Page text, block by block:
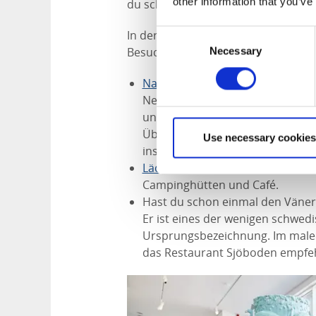
Consent
Selection
Necessary
Use necessary
du schon hier bist.
In der Umgebung von Schloss
Besuch wert sind.
Naturum Vänerskärgården
–
Neben einem Besuch des
und den Djurö Nationalpark
Übernachtungsmöglichkeiten.
inspirierte Architektur
Läckö Strand
Campinghütten und Café.
Hast du schon einmal den
Er ist eines der wenigen
Ursprungsbezeichnung. Im
das Restaurant Sjöboden